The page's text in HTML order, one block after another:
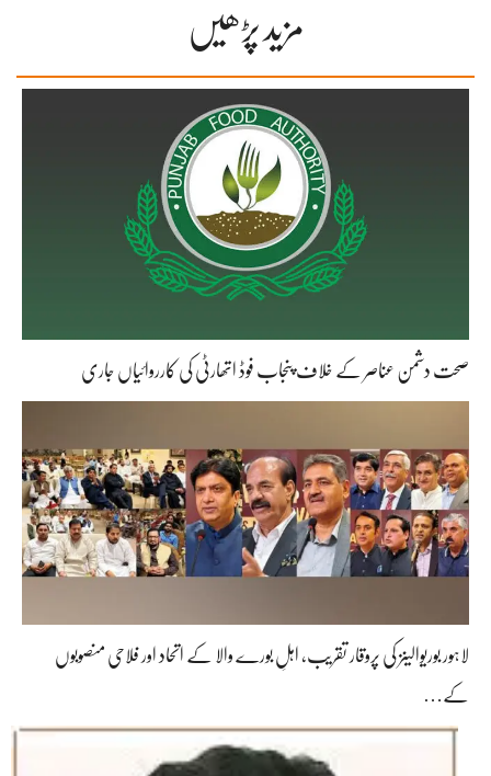
مزید پڑھیں
صحت دشمن عناصر کے خلاف پنجاب فوڈ اتھارٹی کی کارروائیاں جاری
لاہور بوریوالینز کی پروقار تقریب، اہلِ بورے والا کے اتحاد اور فلاحی منصوبوں
کے…